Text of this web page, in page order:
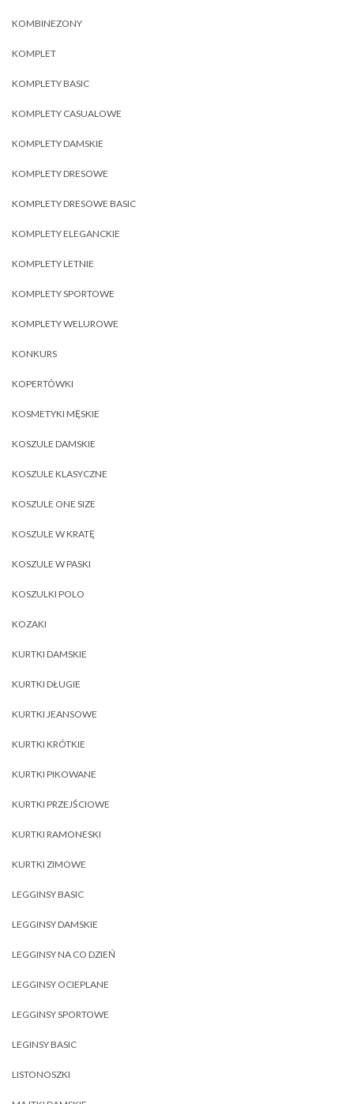
KOMBINEZONY
KOMPLET
KOMPLETY BASIC
KOMPLETY CASUALOWE
KOMPLETY DAMSKIE
KOMPLETY DRESOWE
KOMPLETY DRESOWE BASIC
KOMPLETY ELEGANCKIE
KOMPLETY LETNIE
KOMPLETY SPORTOWE
KOMPLETY WELUROWE
KONKURS
KOPERTÓWKI
KOSMETYKI MĘSKIE
KOSZULE DAMSKIE
KOSZULE KLASYCZNE
KOSZULE ONE SIZE
KOSZULE W KRATĘ
KOSZULE W PASKI
KOSZULKI POLO
KOZAKI
KURTKI DAMSKIE
KURTKI DŁUGIE
KURTKI JEANSOWE
KURTKI KRÓTKIE
KURTKI PIKOWANE
KURTKI PRZEJŚCIOWE
KURTKI RAMONESKI
KURTKI ZIMOWE
LEGGINSY BASIC
LEGGINSY DAMSKIE
LEGGINSY NA CO DZIEŃ
LEGGINSY OCIEPLANE
LEGGINSY SPORTOWE
LEGINSY BASIC
LISTONOSZKI